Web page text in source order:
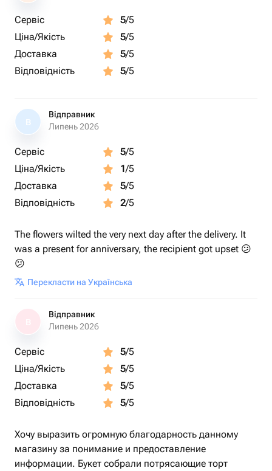
Сервіс 5/5
Ціна/Якість
5/5
Доставка
5/5
Відповідність
5/5
В
Відправник
Липень 2026
Сервіс 5/5
Ціна/Якість
1/5
Доставка
5/5
Відповідність
2/5
The flowers wilted the very next day after the delivery. It
was a present for anniversary, the recipient got upset 😕
😕
Перекласти на Українська
Відправник
Липень 2026
Сервіс 5/5
Ціна/Якість
5/5
Доставка
5/5
Відповідність
5/5
Хочу выразить огромную благодарность данному
магазину за понимание и предоставление
информации. Букет собрали потрясающие торт